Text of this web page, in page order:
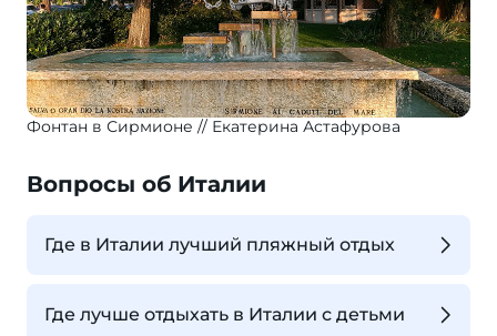
Фонтан в Сирмионе Екатерина Астафурова
Вопросы об Италии
Где в Италии лучший пляжный отдых
Где лучше отдыхать в Италии с детьми